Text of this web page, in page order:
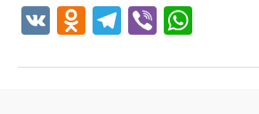
V O
n
T
e
Vi
er at